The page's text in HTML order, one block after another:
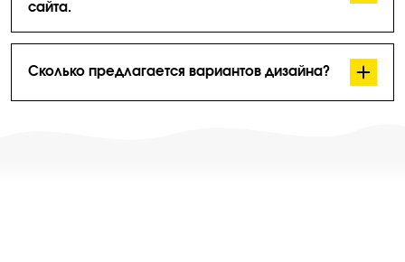
сайта.
Да, сможете — сайт будет на удобной CMS,
информацию можно обновлять без программиста.
Сколько предлагается вариантов дизайна?